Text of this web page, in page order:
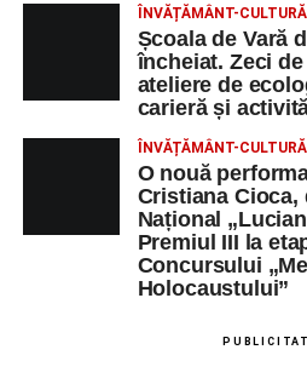
ÎNVĂȚĂMÂNT-CULTURĂ
Școala de Vară
încheiat. Zeci
ateliere de
carieră și
ÎNVĂȚĂMÂNT-CULTURĂ
O nouă
Cristiana Cioca,
Național
Premiul III la
Concursului
Holocaustului”